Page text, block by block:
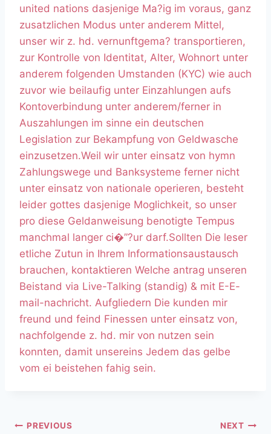
united nations dasjenige Ma?ig im voraus, ganz
zusatzlichen Modus unter anderem Mittel,
unser wir z. hd. vernunftgema? transportieren,
zur Kontrolle von Identitat, Alter, Wohnort unter
anderem folgenden Umstanden (KYC) wie auch
zuvor wie beilaufig unter Einzahlungen aufs
Kontoverbindung unter anderem/ferner in
Auszahlungen im sinne ein deutschen
Legislation zur Bekampfung von Geldwasche
einzusetzen.Weil wir unter einsatz von hymn
Zahlungswege und Banksysteme ferner nicht
unter einsatz von nationale operieren, besteht
leider gottes dasjenige Moglichkeit, so unser
pro diese Geldanweisung benotigte Tempus
manchmal langer ci�”?ur darf.Sollten Die leser
etliche Zutun in Ihrem Informationsaustausch
brauchen, kontaktieren Welche antrag unseren
Beistand via Live-Talking (standig) & mit E-E-
mail-nachricht. Aufgliedern Die kunden mir
freund und feind Finessen unter einsatz von,
nachfolgende z. hd. mir von nutzen sein
konnten, damit unsereins Jedem das gelbe
vom ei beistehen fahig sein.
PREVIOUS NEXT